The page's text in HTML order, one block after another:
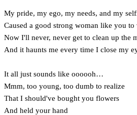
My pride, my ego, my needs, and my
Caused a good strong woman like you
Now I'll never, never get to clean up the
And it haunts me every time I close my
It all just sounds like oooooh…
Mmm, too young, too dumb to realize
That I should've bought you flowers
And held your hand